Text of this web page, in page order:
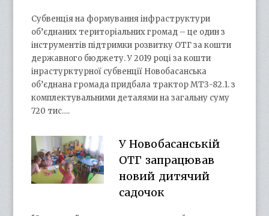
Субвенція на формування інфраструктури
об’єднаних територіальних громад – це один з
інструментів підтримки розвитку ОТГ за кошти
державного бюджету. У 2019 році за кошти
інрастурктурної субвенції Новобасанська
об’єднана громада придбала трактор МТЗ-82.1. з
комплектувальними деталями на загальну суму
720 тис….
У Новобасанській
ОТГ запрацював
новий дитячий
садочок